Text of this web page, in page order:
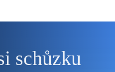
schůzku